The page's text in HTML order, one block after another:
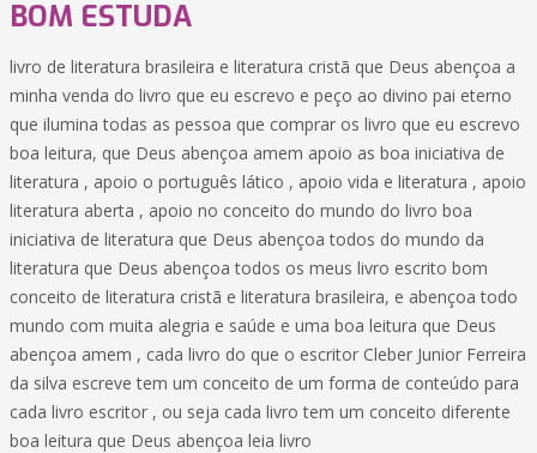
BOM ESTUDA
livro de literatura brasileira e literatura cristã que Deus abençoa a
minha venda do livro que eu escrevo e peço ao divino pai eterno
que ilumina todas as pessoa que comprar os livro que eu escrevo
boa leitura, que Deus abençoa amem apoio as boa iniciativa de
literatura , apoio o português lático , apoio vida e literatura , apoio
literatura aberta , apoio no conceito do mundo do livro boa
iniciativa de literatura que Deus abençoa todos do mundo da
literatura que Deus abençoa todos os meus livro escrito bom
conceito de literatura cristã e literatura brasileira, e abençoa todo
mundo com muita alegria e saúde e uma boa leitura que Deus
abençoa amem , cada livro do que o escritor Cleber Junior Ferreira
da silva escreve tem um conceito de um forma de conteúdo para
cada livro escritor , ou seja cada livro tem um conceito diferente
boa leitura que Deus abençoa leia livro